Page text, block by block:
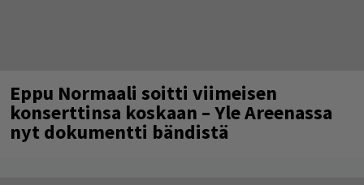
Eppu Normaali soitti viimeisen
konserttinsa koskaan – Yle Areenassa
nyt dokumentti bändistä